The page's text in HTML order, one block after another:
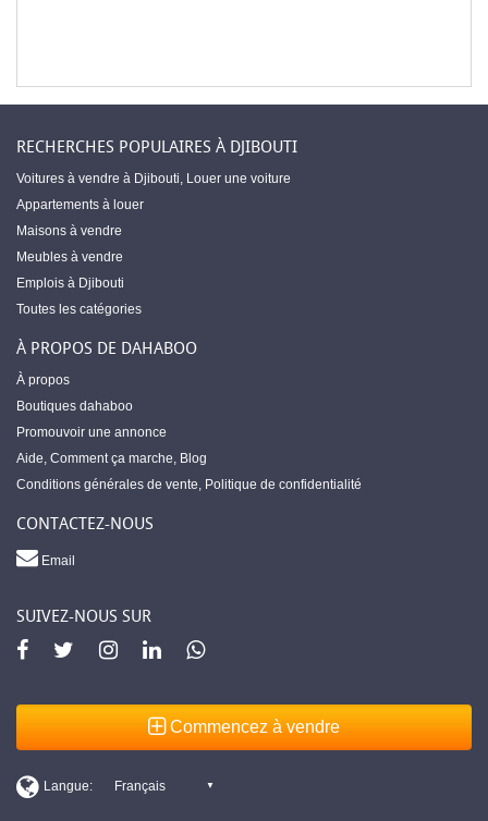
RECHERCHES POPULAIRES À DJIBOUTI
Voitures à vendre à Djibouti, Louer une voiture
Appartements à louer
Maisons à vendre
Meubles à vendre
Emplois à Djibouti
Toutes les catégories
À PROPOS DE DAHABOO
À propos
Boutiques dahaboo
Promouvoir une annonce
Aide, Comment ça marche, Blog
Conditions générales de vente, Politique de confidentialité
CONTACTEZ-NOUS
Email
SUIVEZ-NOUS SUR
Commencez à vendre